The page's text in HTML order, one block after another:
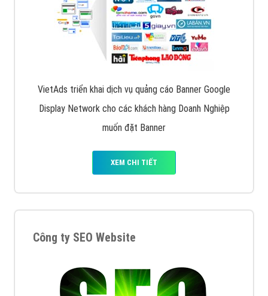
VietAds triển khai dịch vụ quảng cáo Banner Google
Display Network cho các khách hàng Doanh Nghiệp
muốn đặt Banner
XEM CHI TIẾT
Công ty SEO Website